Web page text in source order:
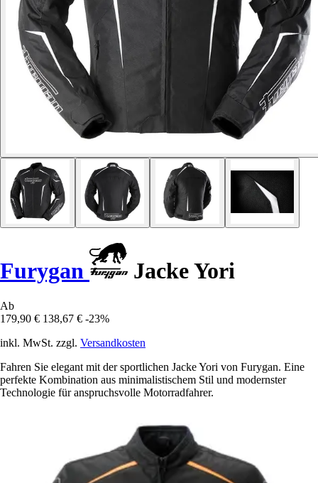
Furygan Jacke Yori
Ab
179,90 € 138,67 € -23%
inkl. MwSt. zzgl. Versandkosten
Fahren Sie elegant mit der sportlichen Jacke Yori von Furygan. Eine
perfekte Kombination aus minimalistischem Stil und modernster
Technologie für anspruchsvolle Motorradfahrer.